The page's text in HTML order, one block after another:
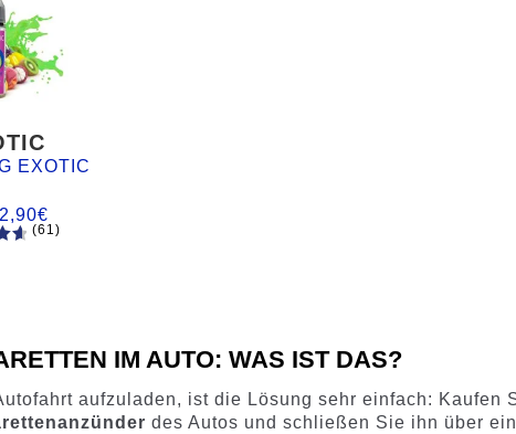
EXOTIC
€
(61)
IM AUTO: WAS IST DAS?
aufzuladen, ist die Lösung sehr einfach: Kaufen
des Autos und schließen Sie ihn über